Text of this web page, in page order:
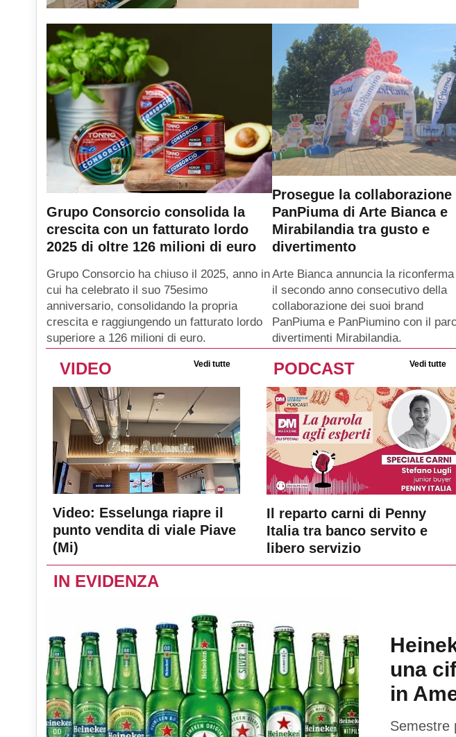
Grupo Consorcio consolida la
crescita con un fatturato lordo
2025 di oltre 126 milioni di euro
Grupo Consorcio ha chiuso il 2025, anno in
cui ha celebrato il suo 75esimo
anniversario, consolidando la propria
crescita e raggiungendo un fatturato lordo
superiore a 126 milioni di euro.
Prosegue la collaborazione
PanPiuma di Arte Bianca e
Mirabilandia tra gusto e
divertimento
Arte Bianca annuncia la
il secondo anno consecutivo della
collaborazione dei suoi brand
PanPiuma e PanPiumino con il
divertimenti Mirabilandia.
VIDEO Vedi tutte
Video: Esselunga riapre il
punto vendita di viale Piave
(Mi)
PODCAST Vedi tutte
Il reparto carni di Penny
Italia tra banco servito e
libero servizio
IN EVIDENZA
una
in
Semestre